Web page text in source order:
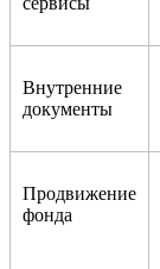
Внутренние
документы
Продвижение
фонда